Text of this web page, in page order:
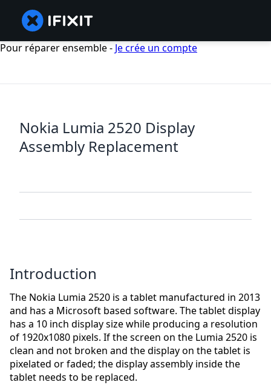
Pour réparer ensemble - Je crée un compte
Nokia Lumia 2520 Display
Assembly Replacement
Introduction
The Nokia Lumia 2520 is a tablet manufactured in 2013
and has a Microsoft based software. The tablet display
has a 10 inch display size while producing a resolution
of 1920x1080 pixels. If the screen on the Lumia 2520 is
clean and not broken and the display on the tablet is
pixelated or faded; the display assembly inside the
tablet needs to be replaced.